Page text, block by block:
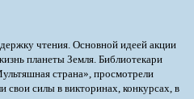
чтения. Основной идеей акции
планеты Земля. Библиотекари
страна», просмотрели
силы в викторинах, конкурсах, в